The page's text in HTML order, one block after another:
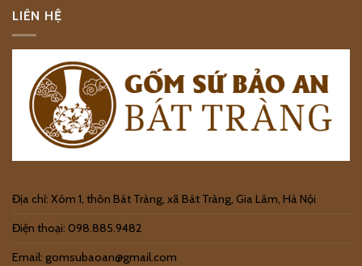
LIÊN HỆ
Địa chỉ: Xóm 1, thôn Bát Tràng, xã Bát Tràng, Gia Lâm, Hà Nội
Điện thoại: 098.885.9482
Email: gomsubaoan@gmail.com